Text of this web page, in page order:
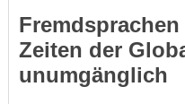
Zeiten der
unumgänglich